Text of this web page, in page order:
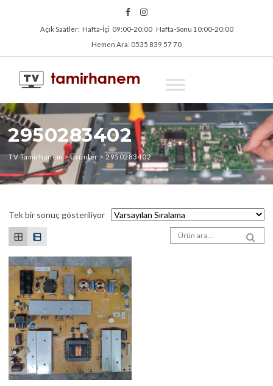
Açık Saatler: Hafta‑İçi 09:00‑20:00 Hafta‑Sonu 10:00‑20:00
Hemen Ara: 0535 839 57 70
2950283402
TV Tamirhanem >Ürünler > 2950283402
Tek bir sonuç gösteriliyor
Arama sonuçları: